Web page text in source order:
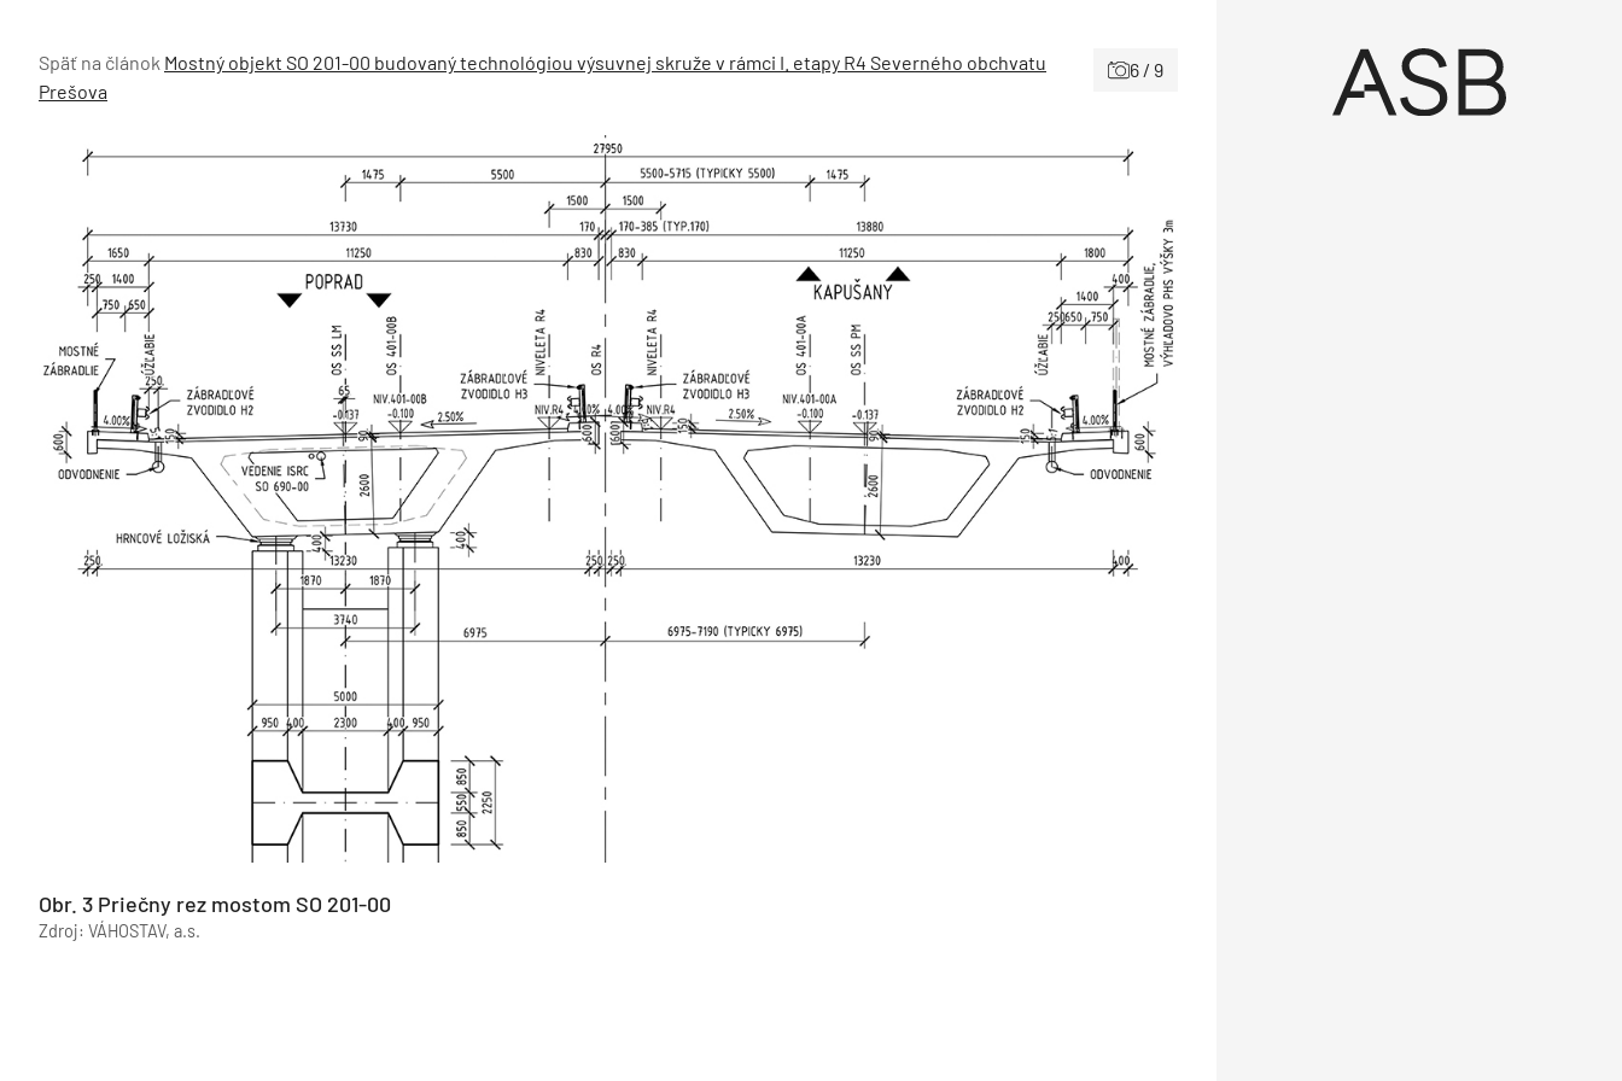
Späť na článok Mostný objekt SO 201-00 budovaný technológiou výsuvnej skruže v rámci I. etapy R4 Severného obchvatu
Prešova
6 / 9
Obr. 3 Priečny rez mostom SO 201-00
Zdroj: VÁHOSTAV, a.s.